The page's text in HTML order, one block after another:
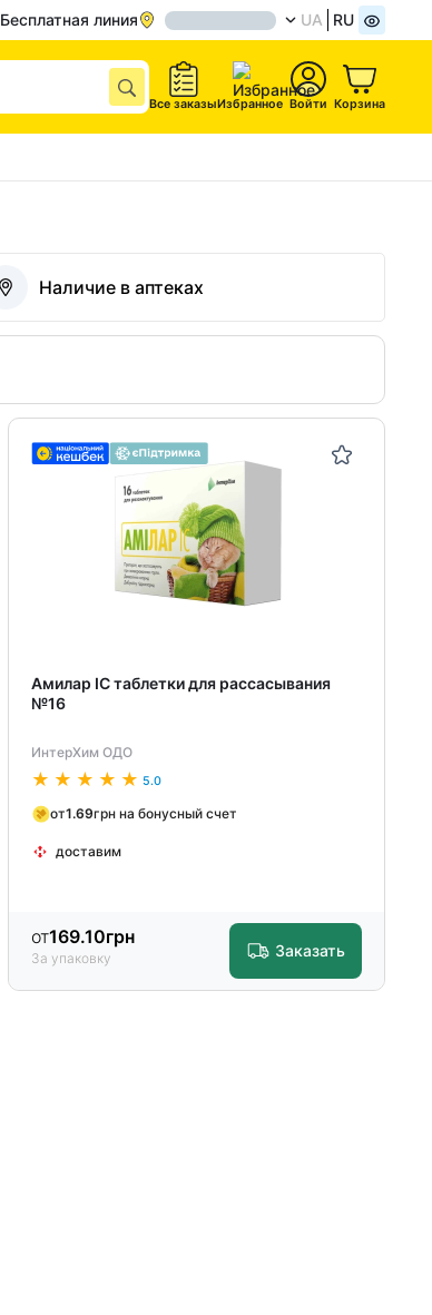
Бесплатная линия UA RU
Все заказыИзбранное Войти Корзина
Наличие в аптеках
Амилар ІС таблетки для рассасывания
№16
ИнтерХим ОДО
5.0
от1.69грн на бонусный счет
доставим
от169.10грн
За упаковку Заказать